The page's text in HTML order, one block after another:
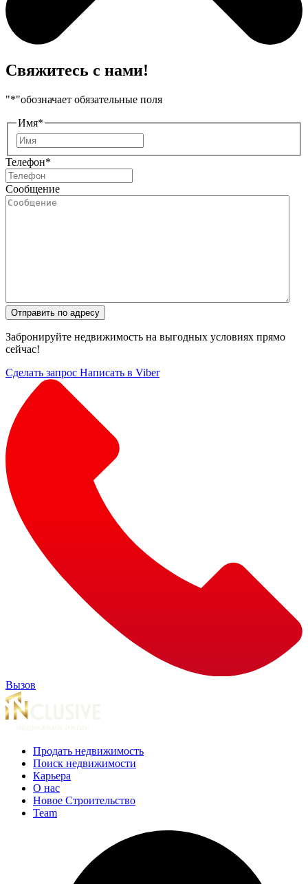
Свяжитесь с нами!
"*"обозначает обязательные поля
Имя*
Телефон*
Сообщение
Отправить по адресу
Забронируйте недвижимость на выгодных условиях прямо
сейчас!
Сделать запрос Написать в Viber
Вызов
Продать недвижимость
Поиск недвижимости
Карьера
О нас
Новое Строительство
Team